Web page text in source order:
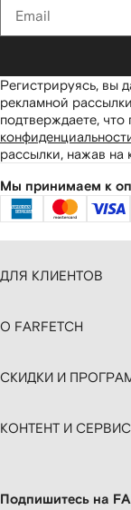
Регистрируясь, вы
рекламной
подтверждаете, что
рассылки, нажав на
Мы принимаем к
ДЛЯ КЛИЕНТОВ
О FARFETCH
СКИДКИ И
КОНТЕНТ И
Подпишитесь на